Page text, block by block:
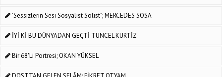
"Sessizlerin Sesi Sosyalist Solist"; MERCEDES SOSA
İYİ Kİ BU DÜNYADAN GEÇTİ TUNCEL KURTİZ
Bir 68'li Portresi; OKAN YÜKSEL